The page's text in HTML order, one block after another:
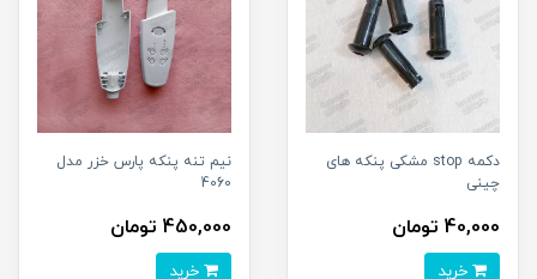
دکمه stop مشکی پنکه های
چینی
40,000 تومان
نیم تنه پنکه پارس خزر مدل
4060
450,000 تومان